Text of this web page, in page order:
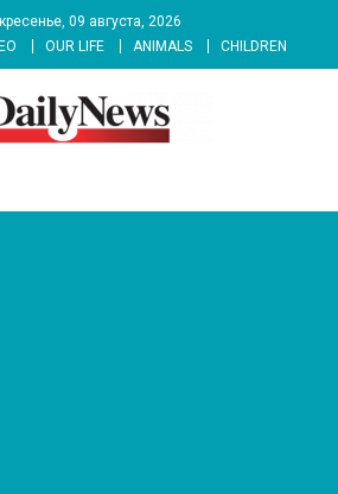
09 августа, 2026
OUR LIFE ANIMALS CHILDREN